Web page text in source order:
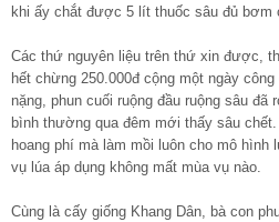
khi ấy chắt được 5 lít thuốc sâu đủ bơm
Các thứ nguyên liệu trên thứ xin được,
hết chừng 250.000đ cộng một ngày
nặng, phun cuối ruộng đầu ruộng sâu
bình thường qua đêm mới thấy sâu
hoang phí mà làm mồi luôn cho mô hình
vụ lúa áp dụng không mất mùa vụ nào.
Cùng là cấy giống Khang Dân, bà con